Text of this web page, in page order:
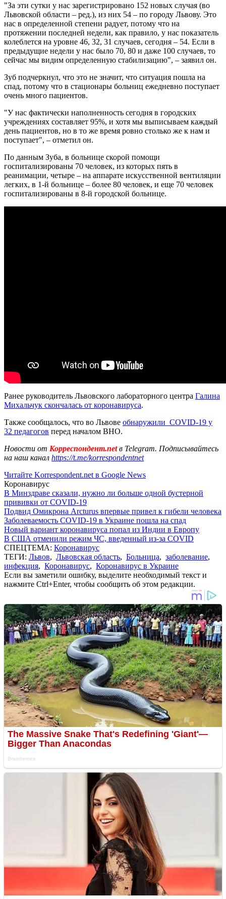
"За эти сутки у нас зарегистрировано 152 новых случая (во
Львовской области – ред.), из них 54 – по городу Львову. Это
нас в определенной степени радует, потому что на
протяжении последней недели, как правило, у нас показатель
колеблется на уровне 46, 32, 31 случаев, сегодня – 54. Если в
предыдущие недели у нас было 70, 80 и даже 100 случаев, то
сейчас мы видим определенную стабилизацию", – заявил он.
Зуб подчеркнул, что это не значит, что ситуация пошла на
спад, потому что в стационары больниц ежедневно поступает
очень много пациентов.
"У нас фактически наполненность сегодня в городских
учреждениях составляет 95%, и хотя мы выписываем каждый
день пациентов, но в то же время ровно столько же к нам и
поступает", – отметил он.
По данным Зуба, в больнице скорой помощи
госпитализированы 70 человек, из которых пять в
реанимации, четыре – на аппарате искусственной вентиляции
легких, в 1-й больнице – более 80 человек, и еще 70 человек
госпитализированы в 8-й городской больнице.
Ранее руководитель Львовского лабораторного центра Галина
Михальчук скончалась от коронавируса.
Также сообщалось, что во Львове обнаружили COVID-19 у
32 педагогов перед началом ВНО.
Новости от Корреспондент.netв Telegram. Подписывайтесь
на наш канал https://t.me/korrespondentnet
Читайте Korrespondent.net в Google News
Коронавирус
В Минздраве сказали, нужно ли больше одной бустерной
прививки от COVID-19
Подвид Омикрона Arcturus впервые привел к гибели человека
Заболеваемость COVID-19 в Украине пошла на спад
Новый вариант коронавируса попал из Индии в Европу
В США отменили режим ЧС, введенный из-за COVID
СПЕЦТЕМА: Коронавирус
ТЕГИ: Львов, Львовская область, Больница, заболевание,
инфекция, Коронавирус, Коронавирус в Украине
Если вы заметили ошибку, выделите необходимый текст и
нажмите Ctrl+Enter, чтобы сообщить об этом редакции.